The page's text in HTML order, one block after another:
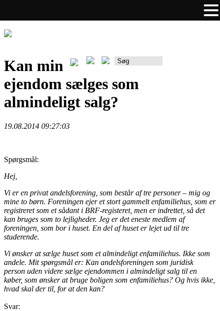
Kan min
ejendom sælges som
almindeligt salg?
19.08.2014 09:27:03
Spørgsmål:
Hej,
Vi er en privat andelsforening, som består af tre personer – mig og
mine to børn. Foreningen ejer et stort gammelt enfamiliehus, som er
registreret som et sådant i BRF-registeret, men er indrettet, så det
kan bruges som to lejligheder. Jeg er det eneste medlem af
foreningen, som bor i huset. En del af huset er lejet ud til tre
studerende.
Vi ønsker at sælge huset som et almindeligt enfamiliehus. Ikke som
andele. Mit spørgsmål er: Kan andelsforeningen som juridisk
person uden videre sælge ejendommen i almindeligt salg til en
køber, som ønsker at bruge boligen som enfamiliehus? Og hvis ikke,
hvad skal der til, for at den kan?
Svar: